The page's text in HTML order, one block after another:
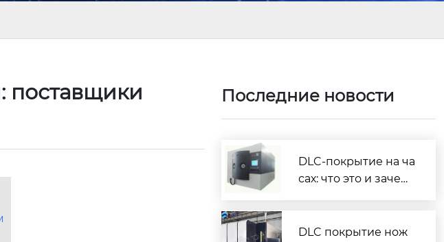
поставщики Последние новости
DLC-покрытие на ча
сах: что это и зачем
DLC покрытие нож